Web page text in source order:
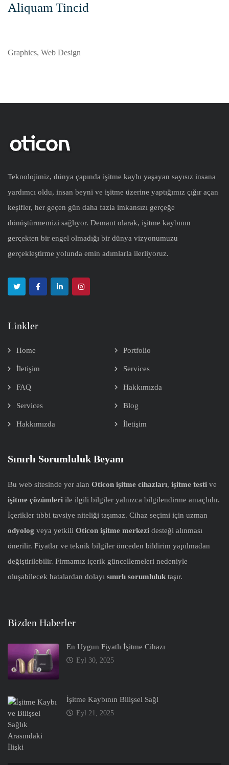
Aliquam Tincid
Graphics, Web Design
Teknolojimiz, dünya çapında işitme kaybı yaşayan sayısız insana
yardımcı oldu, insan beyni ve işitme üzerine yaptığımız çığır açan
keşifler, her geçen gün daha fazla imkansızı gerçeğe
dönüştürmemizi sağlıyor. Demant olarak, işitme kaybının
gerçekten bir engel olmadığı bir dünya vizyonumuzu
gerçekleştirme yolunda emin adımlarla ilerliyoruz.
Linkler
Home Portfolio
İletişim Services
FAQ Hakkımızda
Services Blog
Hakkımızda İletişim
Sınırlı Sorumluluk Beyanı
Bu web sitesinde yer alan Oticon işitme cihazları, işitme testi ve
işitme çözümleri ile ilgili bilgiler yalnızca bilgilendirme amaçlıdır.
İçerikler tıbbi tavsiye niteliği taşımaz. Cihaz seçimi için uzman
odyolog veya yetkili Oticon işitme merkezi desteği alınması
önerilir. Fiyatlar ve teknik bilgiler önceden bildirim yapılmadan
değiştirilebilir. Firmamız içerik güncellemeleri nedeniyle
oluşabilecek hatalardan dolayı sınırlı sorumluluk taşır.
Bizden Haberler
En Uygun Fiyatlı İşitme Cihazı
Eyl 30, 2025
İşitme Kaybının Bilişsel Sağl
Eyl 21, 2025